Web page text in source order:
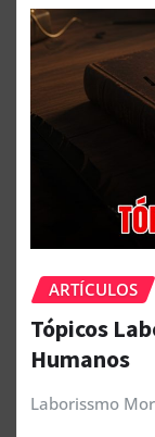
ARTÍCULOS
Tópicos
Humanos
Laborissmo